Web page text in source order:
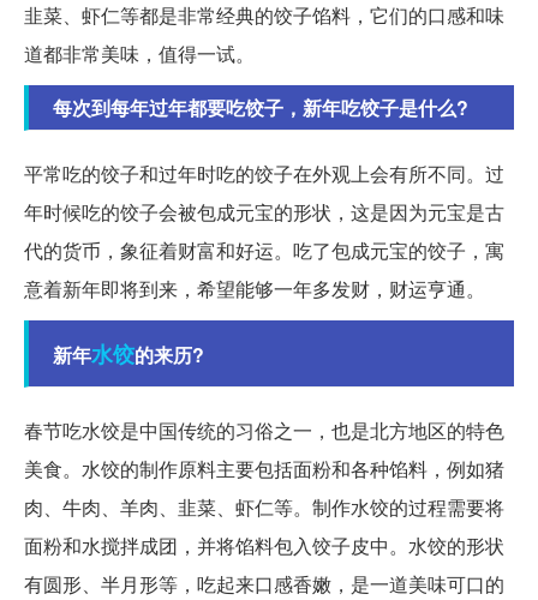
韭菜、虾仁等都是非常经典的饺子馅料，它们的口感和味
道都非常美味，值得一试。
每次到每年过年都要吃饺子，新年吃饺子是什么?
平常吃的饺子和过年时吃的饺子在外观上会有所不同。过
年时候吃的饺子会被包成元宝的形状，这是因为元宝是古
代的货币，象征着财富和好运。吃了包成元宝的饺子，寓
意着新年即将到来，希望能够一年多发财，财运亨通。
新年水饺的来历?
春节吃水饺是中国传统的习俗之一，也是北方地区的特色
美食。水饺的制作原料主要包括面粉和各种馅料，例如猪
肉、牛肉、羊肉、韭菜、虾仁等。制作水饺的过程需要将
面粉和水搅拌成团，并将馅料包入饺子皮中。水饺的形状
有圆形、半月形等，吃起来口感香嫩，是一道美味可口的